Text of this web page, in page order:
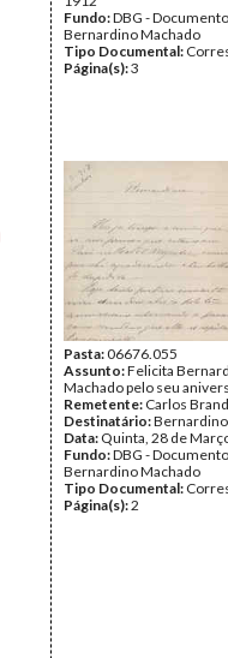
Fundo:DBG -
Bernardino Machado
Tipo Documental:
Página(s):3
Pasta:06676.055
Assunto:Felicita
Machado pelo seu
Remetente: Carlos
Destinatário:
Data: Quinta, 28 de
Fundo:DBG -
Bernardino Machado
Tipo Documental:
Página(s):2